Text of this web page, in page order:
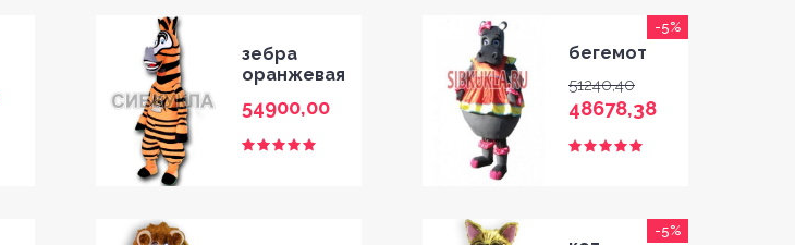
зебра
оранжевая
54900,00
-5%
бегемот
51240,40
48678,38
-5%